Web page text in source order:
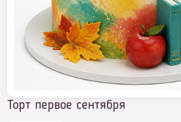
Торт первое сентября
Торт первое сентября